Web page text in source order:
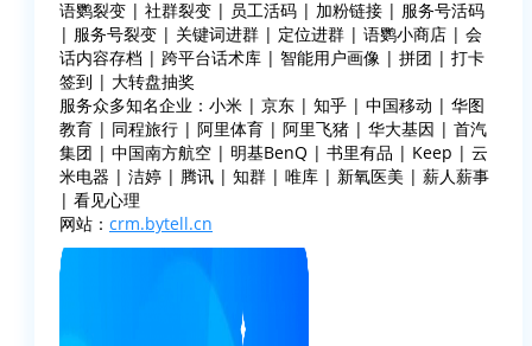
语鹦裂变 | 社群裂变 | 员工活码 | 加粉链接 | 服务号活码
| 服务号裂变 | 关键词进群 | 定位进群 | 语鹦小商店 | 会
话内容存档 | 跨平台话术库 | 智能用户画像 | 拼团 | 打卡
签到 | 大转盘抽奖
服务众多知名企业：小米 | 京东 | 知乎 | 中国移动 | 华图
教育 | 同程旅行 | 阿里体育 | 阿里飞猪 | 华大基因 | 首汽
集团 | 中国南方航空 | 明基BenQ | 书里有品 | Keep | 云
米电器 | 洁婷 | 腾讯 | 知群 | 唯库 | 新氧医美 | 薪人薪事
| 看见心理
网站： crm.bytell.cn